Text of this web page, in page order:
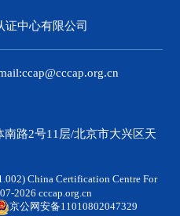
证中心有限公司
路2号11层/北京市大兴区天
China Certification Centre For
2026 cccap.org.cn
京公网安备11010802047329